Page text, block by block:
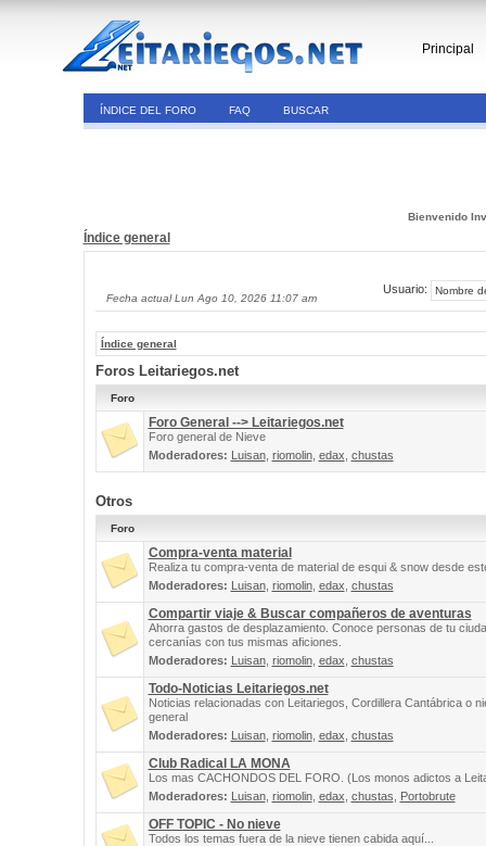
Principal
ÍNDICE DEL FORO FAQ BUSCAR
Bienvenido
Índice general
Fecha actual Lun Ago 10, 2026 11:07 am
Usuario:
Índice general
Foros Leitariegos.net
Foro
Foro General --> Leitariegos.net
Foro general de Nieve
Moderadores: Luisan, riomolin, edax chustas
Otros
Foro
Compra-venta material
Realiza tu compra-venta de material de esqui & snow desde
Moderadores: Luisan, riomolin, edax chustas
Compartir viaje & Buscar compañeros de aventuras
Ahorra gastos de desplazamiento. Conoce personas de tu
cercanías con tus mismas aficiones.
Moderadores: Luisan, riomolin, edax chustas
Todo-Noticias Leitariegos.net
Noticias relacionadas con Leitariegos, Cordillera Cantábrica o
general
Moderadores: Luisan, riomolin, edax chustas
Club Radical LA MONA
Los mas CACHONDOS DEL FORO. (Los monos adictos a
Moderadores: Luisan, riomolin, edax chustas Portobrute
OFF TOPIC - No nieve
Todos los temas fuera de la nieve tienen cabida aquí...